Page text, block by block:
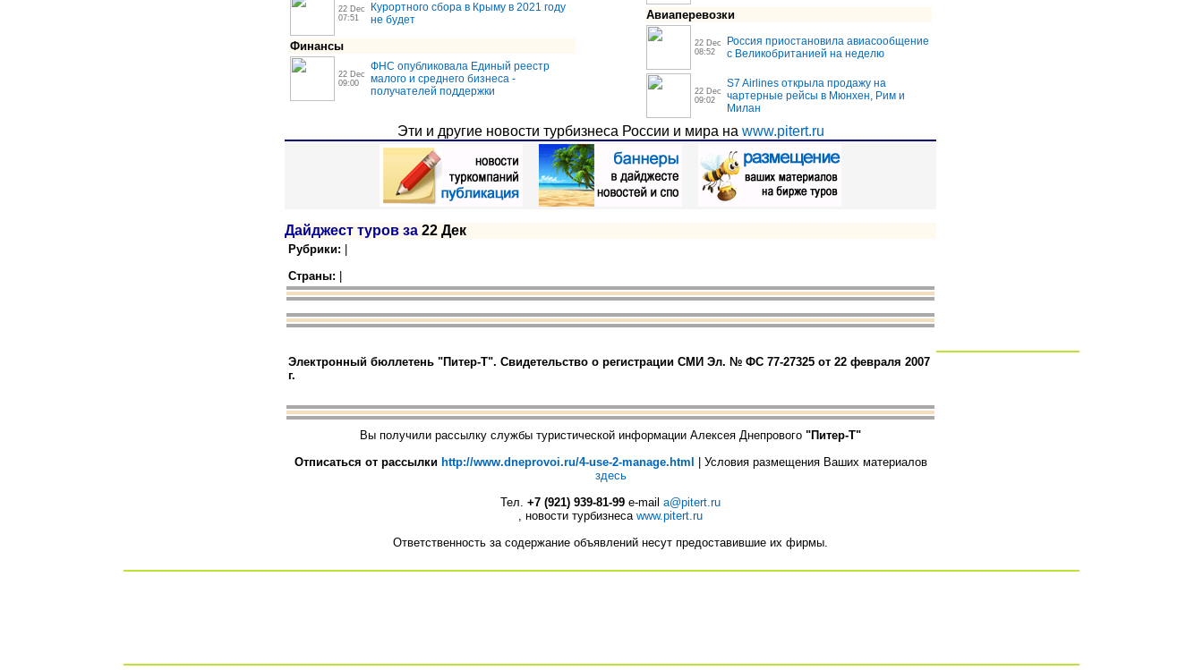
22 Dec
07:51
Курортного сбора в Крыму в 2021 году
не будет
Финансы
22 Dec
09:00
ФНС опубликовала Единый реестр
малого и среднего бизнеса -
получателей поддержки
Авиаперевозки
22 Dec
08:52
Россия приостановила авиасообщение
с Великобританией на неделю
22 Dec
09:02
S7 Airlines открыла продажу на
чартерные рейсы в Мюнхен, Рим и
Милан
Эти и другие новости турбизнеса России и мира на www.pitert.ru
Дайджест туров за 22 Дек
Рубрики:
Страны:
Электронный бюллетень "Питер-Т". Свидетельство о регистрации СМИ Эл. № ФС 77-27325 от 22 февраля 2007
г.
Вы получили рассылку службы туристической информации Алексея Днепрового "Питер-Т"
Отписаться от рассылки http://www.dneprovoi.ru/4-use-2-manage.html
| Условия размещения Ваших материалов
здесь
Тел. +7 (921) 939-81-99 е-mail a@pitert.ru
, новости турбизнеса www.pitert.ru
Ответственность за содержание объявлений несут предоставившие их фирмы.